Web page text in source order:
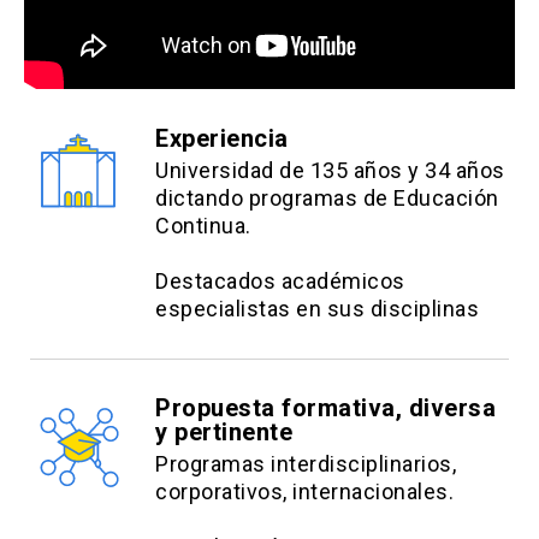
Experiencia
Universidad de 135 años y 34 años
dictando programas de Educación
Continua.
Destacados académicos
especialistas en sus disciplinas
Propuesta formativa, diversa
y pertinente
Programas interdisciplinarios,
corporativos, internacionales.